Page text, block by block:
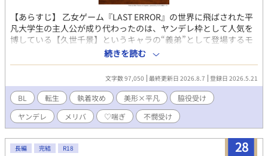
【あらすじ】 乙女ゲーム『LAST ERROR』の世界に飛ばされた平
凡大学生の主人公が成り代わったのは、ヤンデレ枠として人気を
博している【久世千景】というキャラの“義弟”として登場するモ
ブキャラ、【久世綾人】だった。 しかし、久世綾人は千景のバッ
ドエンドで彼に殺されてしまう運命を背負った不幸な少年だっ
た。主人公は、死亡フラグを回避するため、千景とヒロインが結
ばれるように、そして自身はストーリーから離脱できるように奔
走する。 しかし、逃げようとするほど深まっていく義兄の執着。
果たして、主人公はヤンデレ義兄から逃げ切れるのか？ －－－－
－－－－－－－－ ⚠️注意⚠️ ※R-18【無理矢理、♡喘ぎ、濁点喘
ぎ】 ※メイン攻め以外に襲われるシーン有り(※挿入なし) ※メリ
バ(監禁、洗脳有り) ※暴力表現あり(サブ攻めによる)
続きを読む
文字数 97,050 最終更新日 2026.8.7 登録日 2026.5.21
BL 転生 執着攻め 美形×平凡
脇役受け
ヤンデレ
メリバ ♡喘ぎ 不憫受け
28
長編 完結 R18